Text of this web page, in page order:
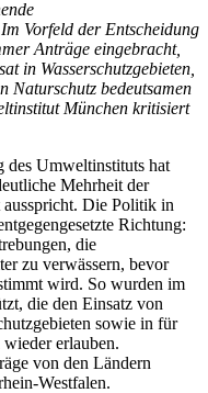
Vorfeld der Entscheidung
Anträge eingebracht,
in Wasserschutzgebieten,
Naturschutz bedeutsamen
München kritisiert
des Umweltinstituts hat
Mehrheit der
Die Politik in
Richtung:
die
zu verwässern, bevor
wird. So wurden im
die den Einsatz von
sowie in für
erlauben.
von den Ländern
Westfalen.